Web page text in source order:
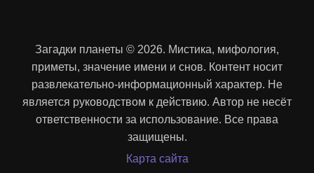
Загадки планеты © 2026. Мистика, мифология,
приметы, значение имени и снов. Контент носит
развлекательно-информационный характер. Не
является руководством к действию. Автор не несёт
ответственности за использование. Все права
защищены.
Карта сайта